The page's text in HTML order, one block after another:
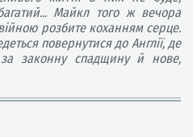
Майкл того ж вечора
розбите коханням серце.
повернутися до Англії, де
законну спадщину й нове,